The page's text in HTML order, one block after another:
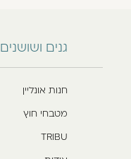
גנים ושושנים
חנות אונליין
מטבחי חוץ
TRIBU